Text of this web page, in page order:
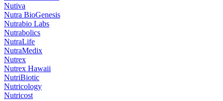
Nutiva
Nutra BioGenesis
Nutrabio Labs
Nutrabolics
NutraLife
NutraMedix
Nutrex
Nutrex Hawaii
NutriBiotic
Nutricology
Nutricost